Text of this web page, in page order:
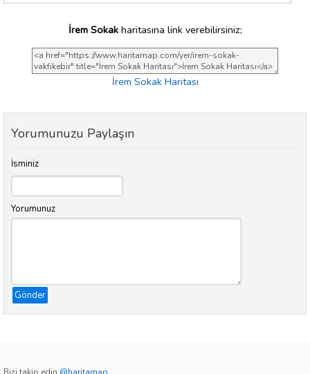
İrem Sokakharitasına link verebilirsiniz;
İrem Sokak Haritası
Yorumunuzu Paylaşın
İsminiz
Yorumunuz
Gönder